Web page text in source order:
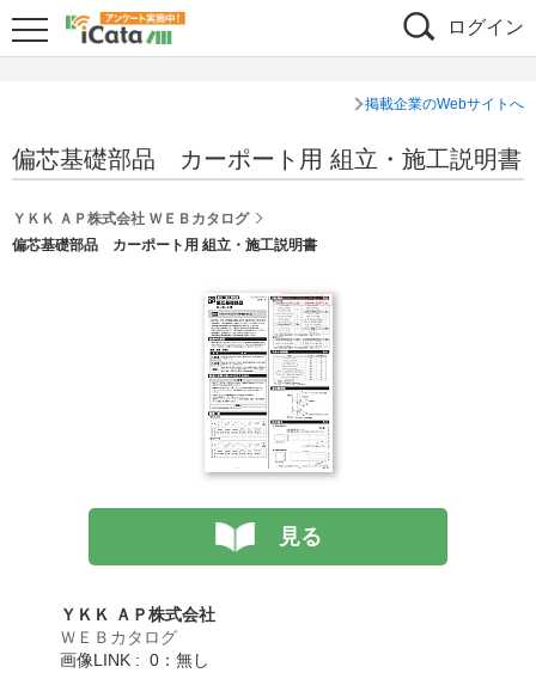
ログイン
掲載企業のWebサイトへ
偏芯基礎部品 カーポート用 組立・施工説明書
ＹＫＫ ＡＰ株式会社 ＷＥＢカタログ
偏芯基礎部品 カーポート用 組立・施工説明書
見る
ＹＫＫ ＡＰ株式会社
ＷＥＢカタログ
画像LINK : 0：無し